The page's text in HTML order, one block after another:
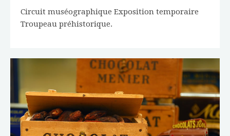
Circuit muséographique Exposition temporaire
Troupeau préhistorique.